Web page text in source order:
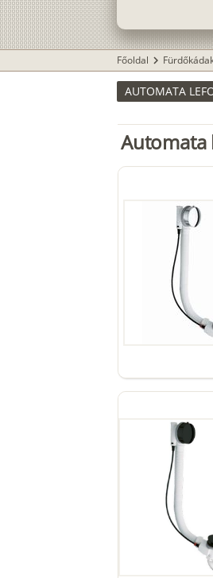
Főoldal chevron_right
AUTOMATA
Automata